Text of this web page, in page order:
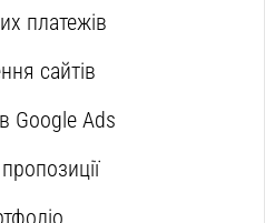
платежів
сайтів
Google Ads